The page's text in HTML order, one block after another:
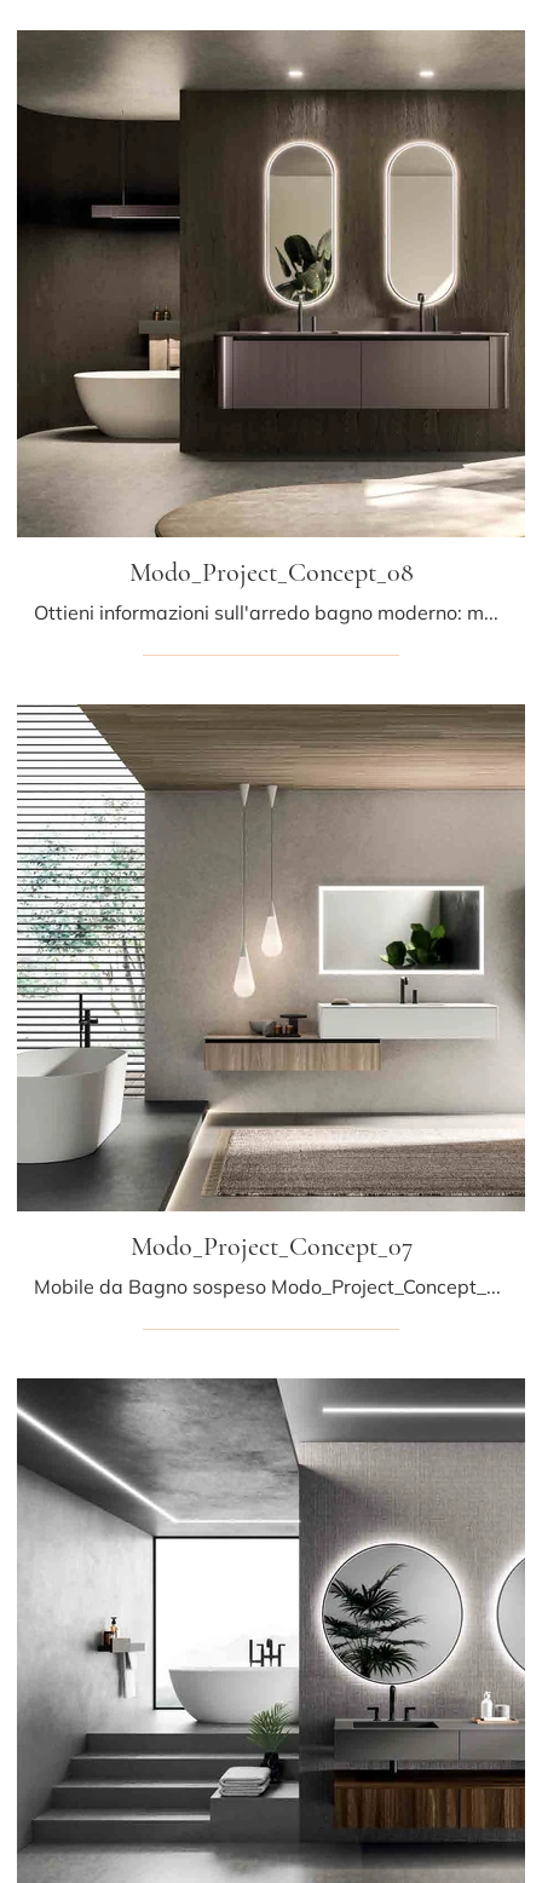
Modo_Project_Concept_08
Ottieni informazioni sull'arredo bagno moderno: mobili bagno sospesi in laccato opaco come il modello Modo_Project_Concept_08 di Altamarea ti ...
Modo_Project_Concept_07
Mobile da Bagno sospeso Modo_Project_Concept_07 di Altamarea: clicca e scopri di più su mobili bagno sospesi in laminato e elementi accessori del ...